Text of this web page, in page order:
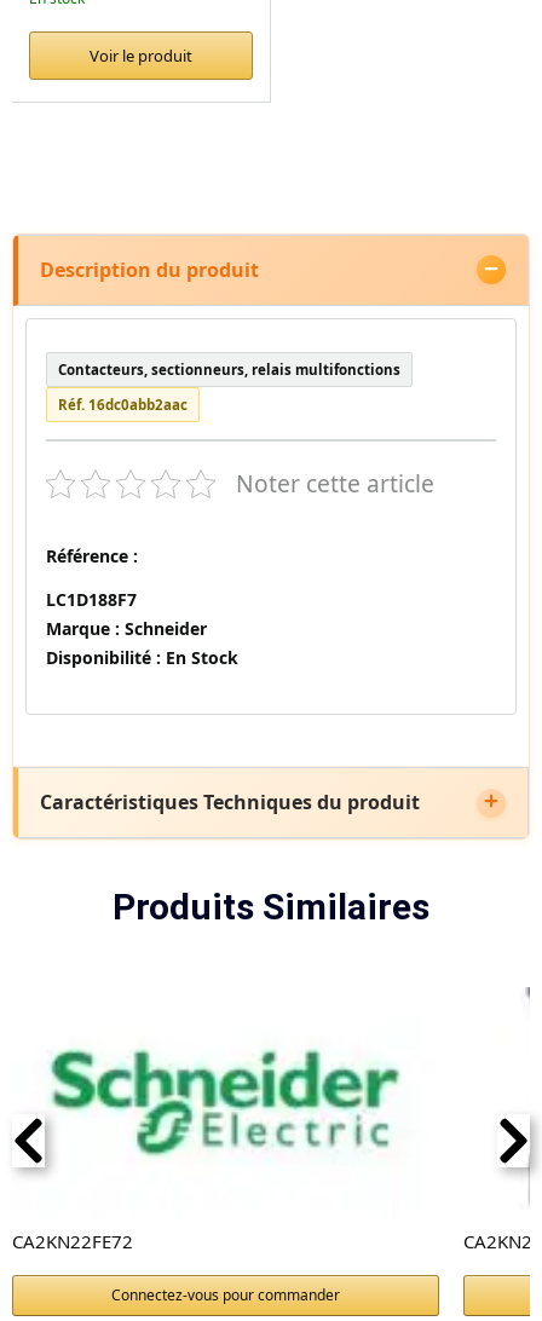
Voir le produit
Description du produit
Contacteurs, sectionneurs, relais multifonctions
Réf. 16dc0abb2aac
Noter cette article
Référence :
LC1D188F7
Marque : Schneider
Disponibilité : En Stock
Caractéristiques Techniques du produit
Produits Similaires
CA2KN22FE72
Connectez-vous pour commander